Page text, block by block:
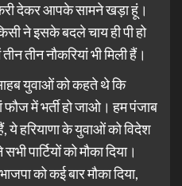
देकर आपके सामने खड़ा हूं।
ने इसके बदले चाय ही पी हो
तीन नौकरियां भी मिली हैं।
युवाओं को कहते थे कि
में भर्ती हो जाओ। हम पंजाब
हरियाणा के युवाओं को विदेश
पार्टियों को मौका दिया।
को कई बार मौका दिया,